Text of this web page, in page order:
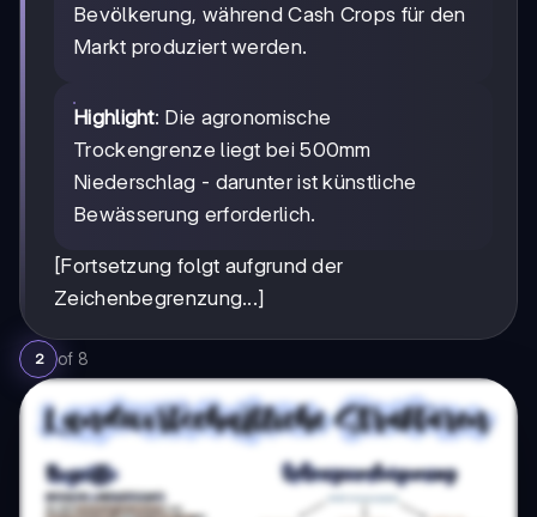
Bevölkerung, während Cash Crops für den
Markt produziert werden.
Highlight: Die agronomische
Trockengrenze liegt bei 500mm
Niederschlag - darunter ist künstliche
Bewässerung erforderlich.
[Fortsetzung folgt aufgrund der
Zeichenbegrenzung...]
2 of 8